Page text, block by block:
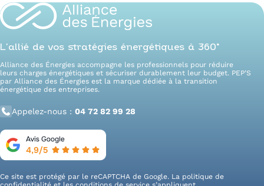
L’allié de vos stratégies énergétiques à 360°
Alliance des Énergies accompagne les professionnels pour réduire
leurs charges énergétiques et sécuriser durablement leur budget. PEP’S
par Alliance des Énergies est la marque dédiée à la transition
énergétique des entreprises.
Appelez-nous : 04 72 82 99 28
Ce site est protégé par le reCAPTCHA de Google. La politique de